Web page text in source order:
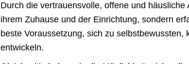
Durch die vertrauensvolle, offene und
ihrem Zuhause und der Einrichtung, sondern
beste Voraussetzung, sich zu
entwickeln.